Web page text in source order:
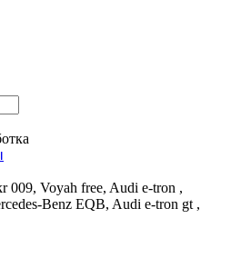
009, Voyah free, Audi e-tron ,
Benz EQB, Audi e-tron gt ,